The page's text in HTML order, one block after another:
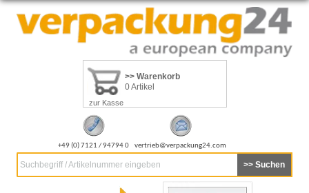
>> Warenkorb
0 Artikel
zur Kasse
+49 (0) 7121 / 94794 0 vertrieb@verpackung24.com
Suchbegriff / Artikelnummer eingeben